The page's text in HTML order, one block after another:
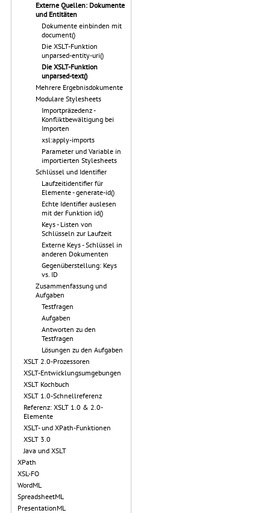
Externe Quellen: Dokumente
und Entitäten
Dokumente einbinden mit
document()
Die XSLT-Funktion
unparsed-entity-uri()
Die XSLT-Funktion
unparsed-text()
Mehrere Ergebnisdokumente
Modulare Stylesheets
Importpräzedenz -
Konfliktbewältigung bei
Importen
xsl:apply-imports
Parameter und Variable in
importierten Stylesheets
Schlüssel und Identifier
Laufzeitidentifier für
Elemente - generate-id()
Echte Identifier auslesen
mit der Funktion id()
Keys - Listen von
Schlüsseln zur Laufzeit
Externe Keys - Schlüssel in
anderen Dokumenten
Gegenüberstellung: Keys
vs. ID
Zusammenfassung und
Aufgaben
Testfragen
Aufgaben
Antworten zu den
Testfragen
Lösungen zu den Aufgaben
XSLT 2.0-Prozessoren
XSLT-Entwicklungsumgebungen
XSLT Kochbuch
XSLT 1.0-Schnellreferenz
Referenz: XSLT 1.0 & 2.0-
Elemente
XSLT- und XPath-Funktionen
XSLT 3.0
Java und XSLT
XPath
XSL-FO
WordML
SpreadsheetML
PresentationML